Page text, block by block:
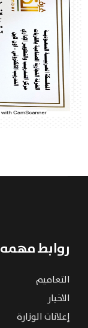
روابط مهمه
التعاميم
الاخبار
إعلانات الوزارة